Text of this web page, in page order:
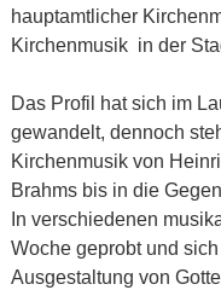
hauptamtlicher
Kirchenmusik in der
Das Profil hat sich im
gewandelt, dennoch
Kirchenmusik von
Brahms bis in die
In verschiedenen
Woche geprobt und
Ausgestaltung von